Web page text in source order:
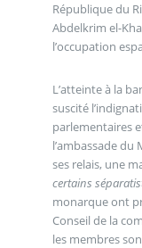
République du
Abdelkrim el-
l’occupation
L’atteinte à la
suscité
parlementaires
l’ambassade du
ses relais, une
certains
monarque ont
Conseil de la
les membres